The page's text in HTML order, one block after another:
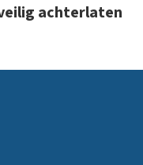
achterlaten